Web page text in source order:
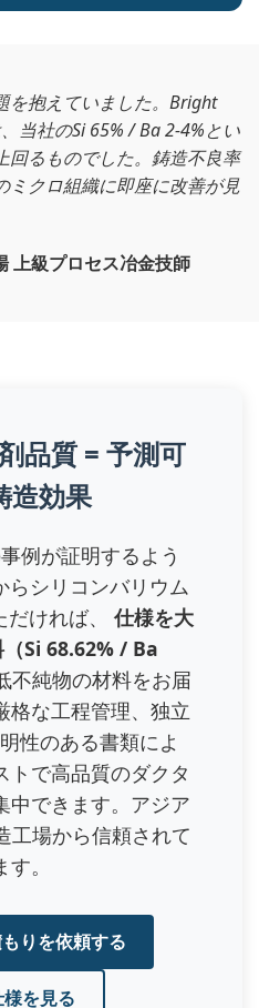
を抱えていました。Bright
当社のSi 65% / Ba 2-4%とい
回るものでした。鋳造不良率
ミクロ組織に即座に改善が見
上級プロセス冶金技師
品質 = 予測可
造効果
例が証明するよう
シリコンバリウム
ければ、 仕様を大
Si 68.62% / Ba
不純物の材料をお届
格な工程管理、独立
性のある書類によ
トで高品質のダクタ
中できます。アジア
工場から信頼されて
。
りを依頼する
を見る